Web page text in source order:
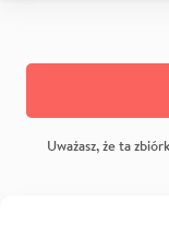
Uważasz, że ta